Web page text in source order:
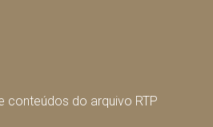
conteúdos do arquivo RTP